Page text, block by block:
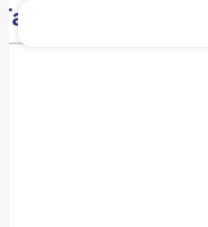
Tag: